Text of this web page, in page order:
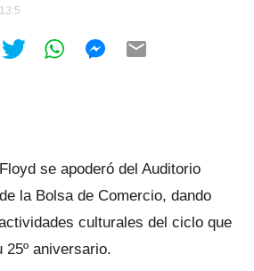
se apoderó del Auditorio
la Bolsa de Comercio, dando
culturales del ciclo que
aniversario.